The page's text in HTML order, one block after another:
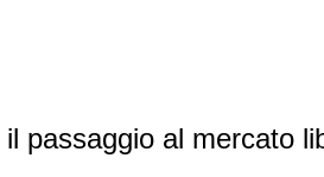
passaggio al mercato